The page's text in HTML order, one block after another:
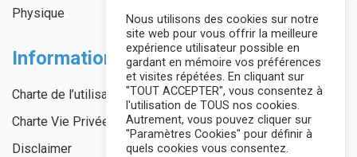
Physique
Informations légales
Charte de l’utilisateur
Charte Vie Privée
Disclaimer
Nous utilisons des cookies sur notre
site web pour vous offrir la meilleure
expérience utilisateur possible en
gardant en mémoire vos préférences
et visites répétées. En cliquant sur
"TOUT ACCEPTER", vous consentez à
l'utilisation de TOUS nos cookies.
Autrement, vous pouvez cliquer sur
"Paramètres Cookies" pour définir à
quels cookies vous consentez.